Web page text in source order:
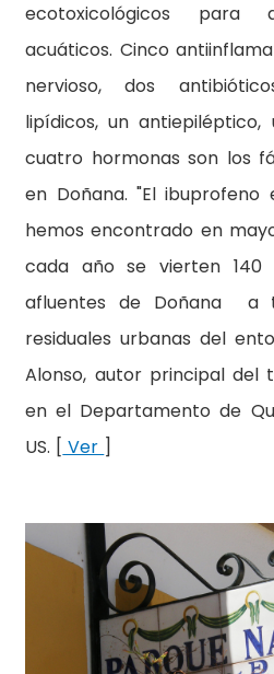
ecotoxicológicos para
acuáticos. Cinco
nervioso, dos
lipídicos, un
cuatro hormonas son los
en Doñana. "El
hemos encontrado en
cada año se vierten 140
afluentes de Doñana a
residuales urbanas del
Alonso, autor principal del
en el Departamento de
US. [ Ver ]